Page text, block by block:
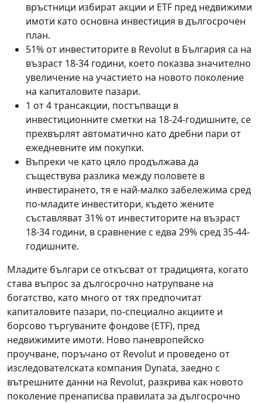
връстници избират акции и ETF пред недвижими
имоти като основна инвестиция в дългосрочен
план.
51% от инвеститорите в Revolut в България са на
възраст 18-34 години, което показва значително
увеличение на участието на новото поколение
на капиталовите пазари.
1 от 4 трансакции, постъпващи в
инвестиционните сметки на 18-24-годишните, се
прехвърлят автоматично като дребни пари от
ежедневните им покупки.
Въпреки че като цяло продължава да
съществува разлика между половете в
инвестирането, тя е най-малко забележима сред
по-младите инвеститори, където жените
съставляват 31% от инвеститорите на възраст
18-34 години, в сравнение с едва 29% сред 35-44-
годишните.
Младите българи се откъсват от традицията, когато
става въпрос за дългосрочно натрупване на
богатство, като много от тях предпочитат
капиталовите пазари, по-специално акциите и
борсово търгуваните фондове (ETF), пред
недвижимите имоти. Ново паневропейско
проучване, поръчано от Revolut и проведено от
изследователската компания Dynata, заедно с
вътрешните данни на Revolut, разкрива как новото
поколение пренаписва правилата за дългосрочно